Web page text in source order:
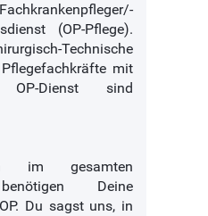
(OP-Pflege).
Technische
mit
Dienst sind
im gesamten
Deine
Du sagst uns, in